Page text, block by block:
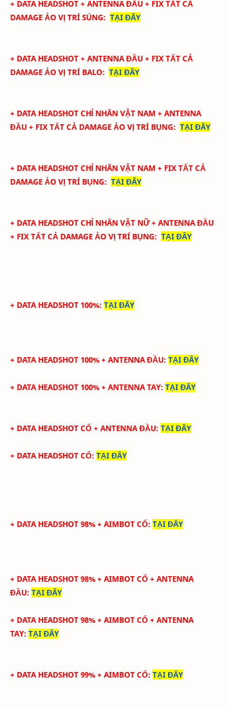
+ DATA HEADSHOT + ANTENNA ĐẦU + FIX TẤT CẢ
DAMAGE ẢO VỊ TRÍ SÚNG: TẠI ĐÂY
+ DATA HEADSHOT + ANTENNA ĐẦU + FIX TẤT CẢ
DAMAGE ẢO VỊ TRÍ BALO: TẠI ĐÂY
+ DATA HEADSHOT CHỈ NHÂN VẬT NAM + ANTENNA
ĐẦU + FIX TẤT CẢ DAMAGE ẢO VỊ TRÍ BỤNG: TẠI ĐÂY
+ DATA HEADSHOT CHỈ NHÂN VẬT NAM + FIX TẤT CẢ
DAMAGE ẢO VỊ TRÍ BỤNG: TẠI ĐÂY
+ DATA HEADSHOT CHỈ NHÂN VẬT NỮ + ANTENNA ĐẦU
+ FIX TẤT CẢ DAMAGE ẢO VỊ TRÍ BỤNG: TẠI ĐÂY
+ DATA HEADSHOT 100%: TẠI ĐÂY
+ DATA HEADSHOT 100% + ANTENNA ĐẦU: TẠI ĐÂY
+ DATA HEADSHOT 100% + ANTENNA TAY: TẠI ĐÂY
+ DATA HEADSHOT CỔ + ANTENNA ĐẦU: TẠI ĐÂY
+ DATA HEADSHOT CỔ: TẠI ĐÂY
+ DATA HEADSHOT 98% + AIMBOT CỔ: TẠI ĐÂY
+ DATA HEADSHOT 98% + AIMBOT CỔ + ANTENNA
ĐẦU: TẠI ĐÂY
+ DATA HEADSHOT 98% + AIMBOT CỔ + ANTENNA
TAY: TẠI ĐÂY
+ DATA HEADSHOT 99% + AIMBOT CỔ: TẠI ĐÂY